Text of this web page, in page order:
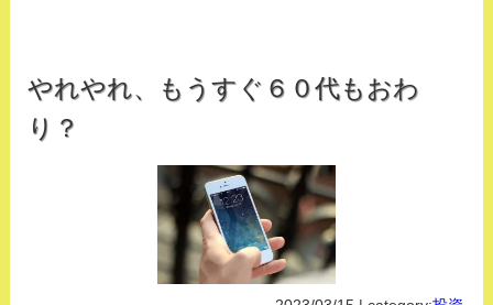
やれやれ、もうすぐ６０代もおわ
り？